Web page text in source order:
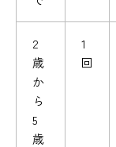
2
歳
か
ら
5
歳
1
回